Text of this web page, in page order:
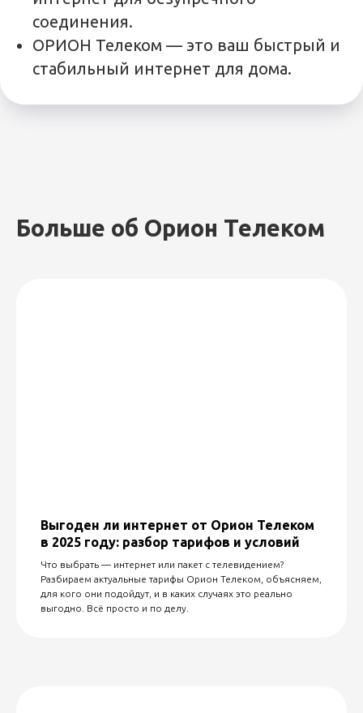
соединения.
ОРИОН Телеком — это ваш быстрый и
стабильный интернет для дома.
Больше об Орион Телеком
Выгоден ли интернет от Орион Телеком
в 2025 году: разбор тарифов и условий
Что выбрать — интернет или пакет с телевидением?
Разбираем актуальные тарифы Орион Телеком, объясняем,
для кого они подойдут, и в каких случаях это реально
выгодно. Всё просто и по делу.